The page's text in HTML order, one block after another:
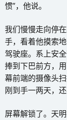
惯”，他说。
我们慢慢走向停
手，看着他摸索
驾驶座。系上安
捧到下巴前方，
幕前端的摄像头
刚到手一两天，还
屏幕解锁了。天